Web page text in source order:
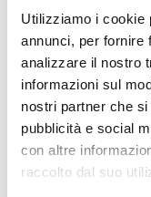
Utilizziamo i cookie
annunci, per fornire
analizzare il nostro
informazioni sul
nostri partner che
pubblicità e social
con altre
raccolto dal suo